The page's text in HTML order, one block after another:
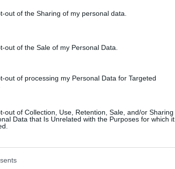
out of the Sharing of my personal data.
out of the Sale of my Personal Data.
out of processing my Personal Data for Targeted
out of Collection, Use, Retention, Sale, and/or Sharing
Data that Is Unrelated with the Purposes for which it